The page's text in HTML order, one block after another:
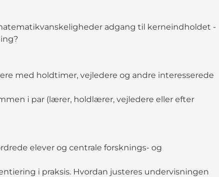
adgang til kerneindholdet -
med holdtimer, vejledere og andre interesserede
i par (lærer, holdlærer, vejledere eller efter
elever og centrale forsknings- og
i praksis. Hvordan justeres undervisningen